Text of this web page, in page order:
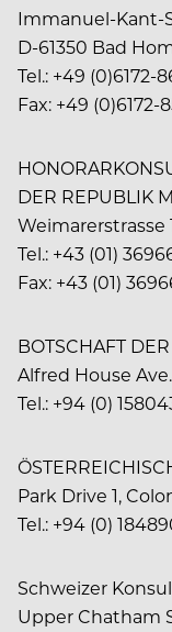
Immanuel-Kant-
D-61350 Bad
Tel.: +49 (0)6172-
Fax: +49 (0)6172-
DER REPUBLIK
Weimarerstrasse
Tel.: +43 (01)
Fax: +43 (01)
BOTSCHAFT
Alfred House
Tel.: +94 (0)
Park Drive 1,
Tel.: +94 (0)
Schweizer
Upper Chatham